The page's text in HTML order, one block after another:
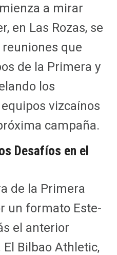
a mirar
en Las Rozas, se
reuniones que
de la Primera y
los
vizcaínos
campaña.
Desafíos en el
de la Primera
un formato Este-
el anterior
Bilbao Athletic,